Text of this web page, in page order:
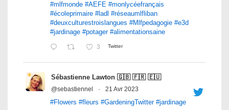
#mlfmonde #AEFE #monlycéefrançais
#écoleprimaire #ladl #réseaumlfliban
#deuxculturestroislangues #Mlfpedagogie #e3d
#jardinage #potager #alimentationsaine
3 Twitter
Sébastienne Lawton 🇬🇧 🇫🇷 🇪🇺
@sebastiennel · 21 Avr 2023
#Flowers #fleurs #GardeningTwitter #jardinage